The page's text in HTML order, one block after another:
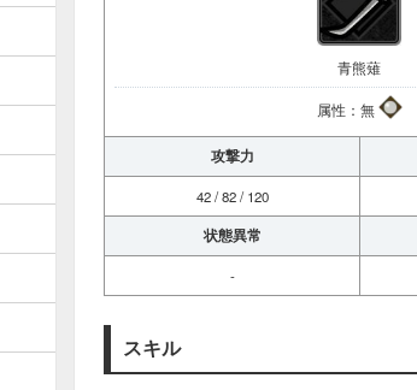
青熊薙
属性：無
攻撃力
42 / 82 / 120
状態異常
-
スキル